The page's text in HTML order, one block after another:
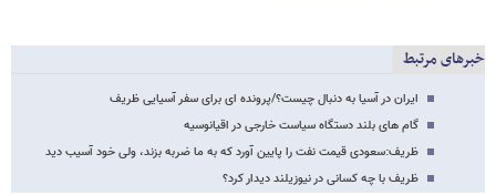
خبرهای مرتبط
ایران در آسیا به دنبال چیست؟/پرونده ای برای سفر آسیایی ظریف
گام های بلند دستگاه سیاست خارجی در اقیانوسیه
ظریف:سعودی قیمت نفت را پایین آورد که به ما ضربه بزند، ولی خود آسیب دید
ظریف با چه کسانی در نیوزیلند دیدار کرد؟